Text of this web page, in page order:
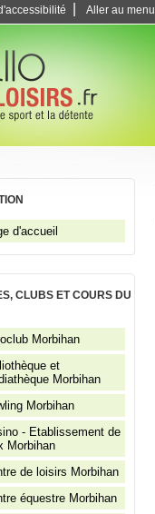
Aller au menu
d'accueil
CLUBS ET COURS DU
Morbihan
et
Morbihan
Morbihan
- Etablissement de
Morbihan
de loisirs Morbihan
équestre Morbihan